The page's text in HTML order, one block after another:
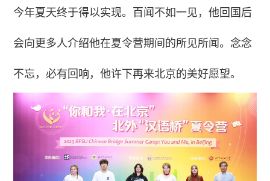
今年夏天终于得以实现。百闻不如一见，他回国后
会向更多人介绍他在夏令营期间的所见所闻。念念
不忘，必有回响，他许下再来北京的美好愿望。